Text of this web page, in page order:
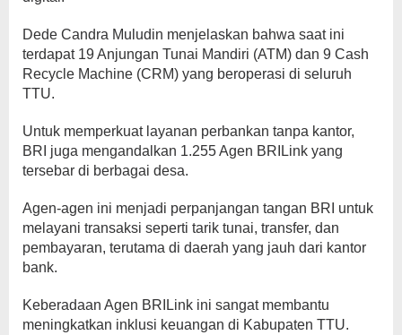
Dede Candra Muludin menjelaskan bahwa saat ini
terdapat 19 Anjungan Tunai Mandiri (ATM) dan 9 Cash
Recycle Machine (CRM) yang beroperasi di seluruh
TTU.
Untuk memperkuat layanan perbankan tanpa kantor,
BRI juga mengandalkan 1.255 Agen BRILink yang
tersebar di berbagai desa.
Agen-agen ini menjadi perpanjangan tangan BRI untuk
melayani transaksi seperti tarik tunai, transfer, dan
pembayaran, terutama di daerah yang jauh dari kantor
bank.
Keberadaan Agen BRILink ini sangat membantu
meningkatkan inklusi keuangan di Kabupaten TTU.